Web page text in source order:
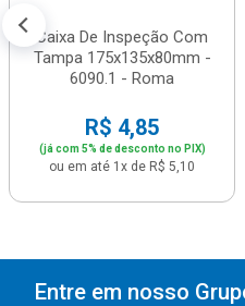
Caixa De Inspeção Com
Tampa 175x135x80mm -
6090.1 - Roma
R$ 4,85
(já com 5% de desconto no PIX)
ou em até 1x de R$ 5,10
Entre em nosso